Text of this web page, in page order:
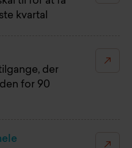
kvartal
der
for 90